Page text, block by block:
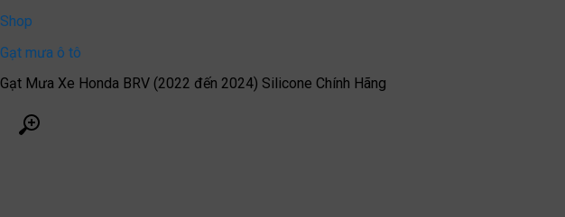
Shop
Gạt mưa ô tô
Gạt Mưa Xe Honda BRV (2022 đến 2024) Silicone Chính Hãng